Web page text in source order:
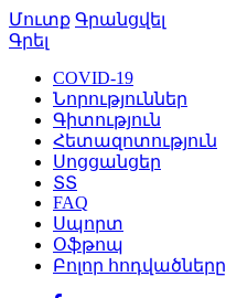
Մուտք Գրանցվել
Գրել
COVID-19
Նորություններ
Գիտություն
Հետազոտություն
Սոցցանցեր
ՏՏ
FAQ
Սպորտ
Օֆթոպ
Բոլոր հոդվածները